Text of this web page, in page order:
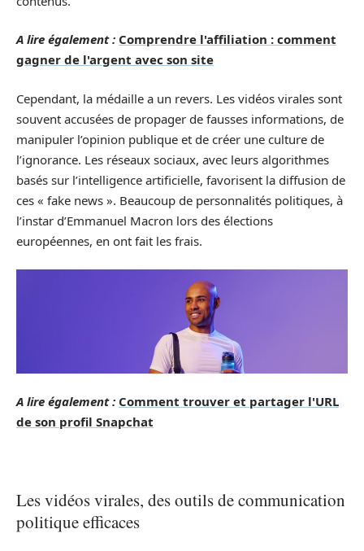
A lire également : Comprendre l'affiliation : comment
gagner de l'argent avec son site
Cependant, la médaille a un revers. Les vidéos virales sont
souvent accusées de propager de fausses informations, de
manipuler l’opinion publique et de créer une culture de
l’ignorance. Les réseaux sociaux, avec leurs algorithmes
basés sur l’intelligence artificielle, favorisent la diffusion de
ces « fake news ». Beaucoup de personnalités politiques, à
l’instar d’Emmanuel Macron lors des élections
européennes, en ont fait les frais.
A lire également : Comment trouver et partager l'URL
de son profil Snapchat
Les vidéos virales, des outils de communication
politique efficaces